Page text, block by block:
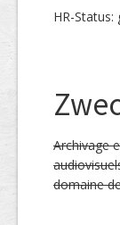
HR-Status:
Archivage
domaine